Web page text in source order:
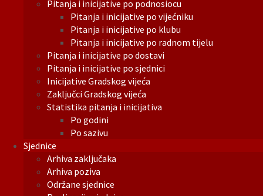
Pitanja i inicijative po podnosiocu
Pitanja i inicijative po vijećniku
Pitanja i inicijative po klubu
Pitanja i inicijative po radnom tijelu
Pitanja i inicijative po dostavi
Pitanja i inicijative po sjednici
Inicijative Gradskog vijeća
Zaključci Gradskog vijeća
Statistika pitanja i inicijativa
Po godini
Po sazivu
Sjednice
Arhiva zaključaka
Arhiva poziva
Održane sjednice